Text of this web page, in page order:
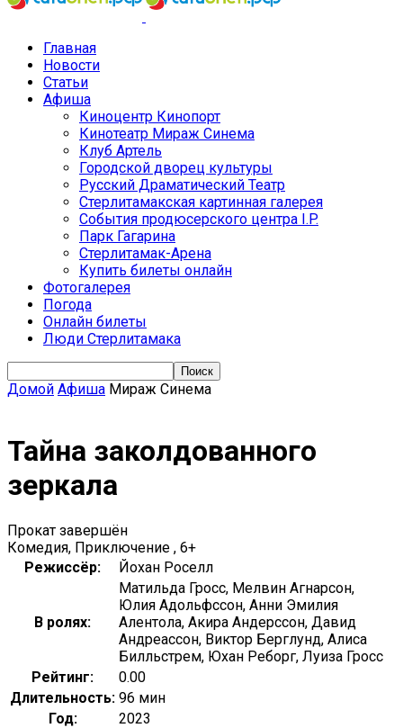
Главная
Новости
Статьи
Афиша
Киноцентр Кинопорт
Кинотеатр Мираж Синема
Клуб Артель
Городской дворец культуры
Русский Драматический Театр
Стерлитамакская картинная галерея
События продюсерского центра I.P.
Парк Гагарина
Стерлитамак-Арена
Купить билеты онлайн
Фотогалерея
Погода
Онлайн билеты
Люди Стерлитамака
Домой Афиша Мираж Синема
Тайна заколдованного
зеркала
Прокат завершён
Комедия, Приключение , 6+
Режиссёр:
Йохан Роселл
В ролях:
Матильда Гросс, Мелвин Агнарсон,
Юлия Адольфссон, Анни Эмилия
Алентола, Акира Андерссон, Давид
Андреассон, Виктор Берглунд, Алиса
Билльстрем, Юхан Реборг, Луиза Гросс
Рейтинг:
0.00
Длительность: 96 мин
Год:
2023